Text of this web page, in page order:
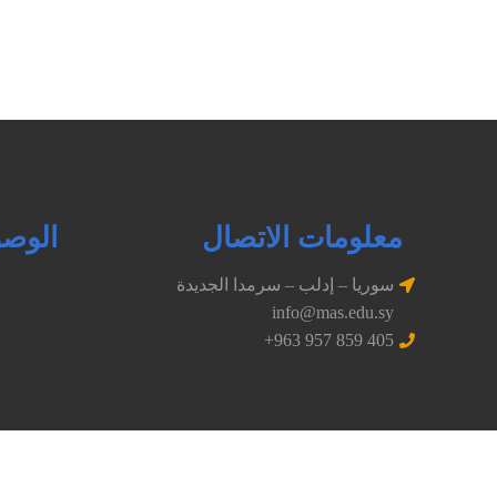
معلومات الاتصال
سوريا – إدلب – سرمدا الجديدة
info@mas.edu.sy
⁦+963 957 859 405⁩